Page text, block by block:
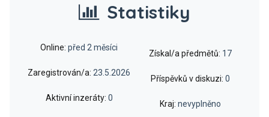
Statistiky
Online: před 2 měsíci
Zaregistrován/a: 23.5.2026
Aktivní inzeráty: 0
Získal/a předmětů: 17
Příspěvků v diskuzi: 0
Kraj: nevyplněno